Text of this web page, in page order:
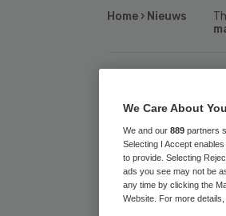
Home › Nieuws
als
We Care About
We and our 889 partners
Selecting I Accept
to provide. Selecting
ads you see may not be
any time by clicking the
Website. For more